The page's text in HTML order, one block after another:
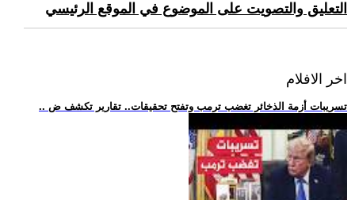
التعليق والتصويت على الموضوع في الموقع الرئيسي
اخر الافلام
.. تسريبات أزمة الذخائر تغضب ترمب وتفتح تحقيقات.. تقارير تكشف ض